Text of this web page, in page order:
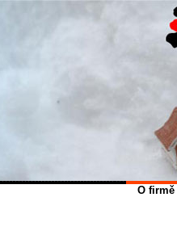
O firmě